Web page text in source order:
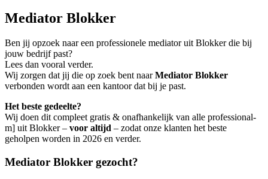
Mediator Blokker
Ben jij opzoek naar een professionele mediator uit Blokker die bij
jouw bedrijf past?
Lees dan vooral verder.
Wij zorgen dat jij die op zoek bent naarMediator Blokker
verbonden wordt aan een kantoor dat bij je past.
Het beste gedeelte?
Wij doen dit compleet gratis & onafhankelijk van alle professional-
m] uit Blokker – voor altijd – zodat onze klanten het beste
geholpen worden in 2026 en verder.
Mediator Blokker gezocht?